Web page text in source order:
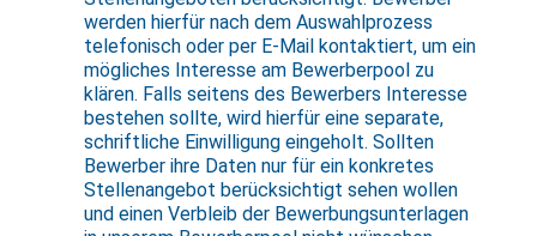
werden hierfür nach dem Auswahlprozess
telefonisch oder per E-Mail kontaktiert, um ein
mögliches Interesse am Bewerberpool zu
klären. Falls seitens des Bewerbers Interesse
bestehen sollte, wird hierfür eine separate,
schriftliche Einwilligung eingeholt. Sollten
Bewerber ihre Daten nur für ein konkretes
Stellenangebot berücksichtigt sehen wollen
und einen Verbleib der Bewerbungsunterlagen